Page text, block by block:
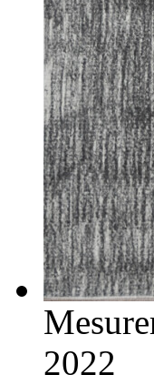
2022